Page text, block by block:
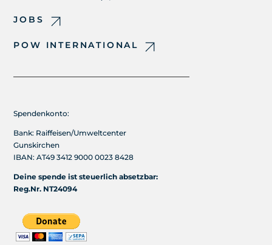
JOBS
POW INTERNATIONAL
Spendenkonto:
Bank: Raiffeisen/Umweltcenter
Gunskirchen
IBAN: AT49 3412 9000 0023 8428
Deine spende ist steuerlich absetzbar:
Reg.Nr. NT24094